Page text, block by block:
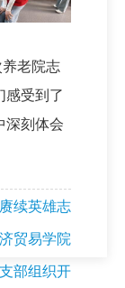
老院志
感受到了
深刻体会
赓续英雄志
贸易学院
部组织开